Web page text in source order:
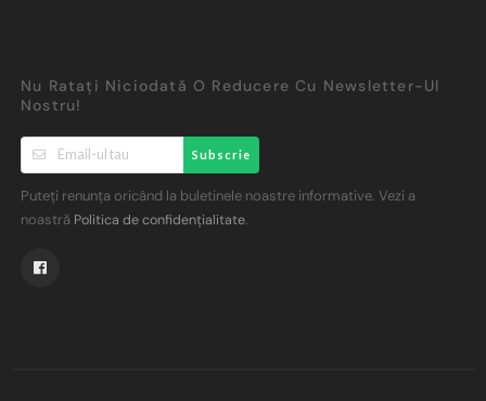
Nu Ratați Niciodată O Reducere Cu Newsletter-Ul
Nostru!
Subscrie
Puteți renunța oricând la buletinele noastre informative. Vezi a
noastră Politica de confidențialitate.